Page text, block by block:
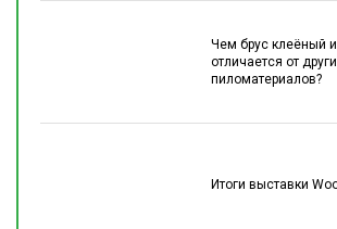
Чем брус клеёный
отличается от
пиломатериалов?
Итоги выставки